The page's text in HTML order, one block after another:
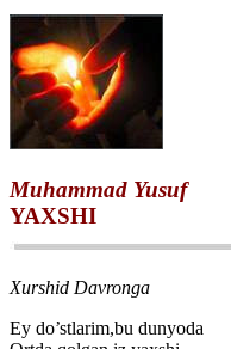
Muhammad Yusuf
YAXSHI
Xurshid Davronga
Ey do’stlarim,bu dunyoda